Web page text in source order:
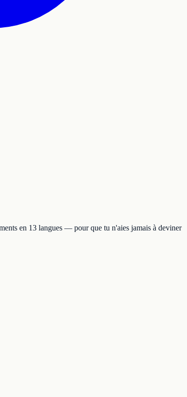
en 13 langues — pour que tu n'aies jamais à deviner